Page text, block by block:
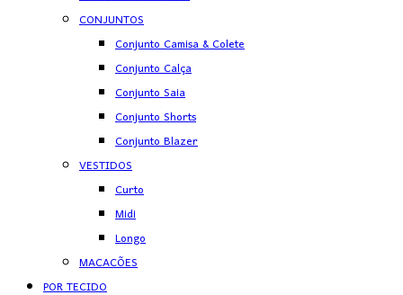
CONJUNTOS
Conjunto Camisa & Colete
Conjunto Calça
Conjunto Saia
Conjunto Shorts
Conjunto Blazer
VESTIDOS
Curto
Midi
Longo
MACACÕES
POR TECIDO